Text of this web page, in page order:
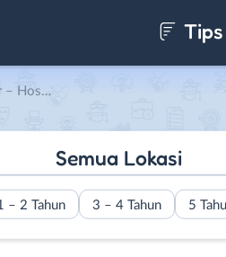
di Cav Official
Semua Lokasi
– 2 Tahun 3 – 4 Tahun 5